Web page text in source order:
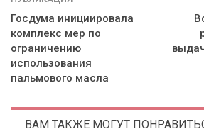
Госдума инициировала
комплекс мер по
ограничению
использования
пальмового масла
ВАМ ТАКЖЕ МОГУТ